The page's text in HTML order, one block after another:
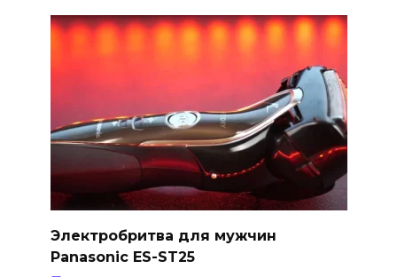
Электробритва для мужчин
Panasonic ES-ST25